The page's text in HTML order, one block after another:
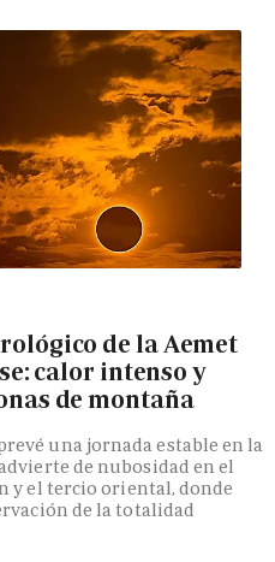
de la Aemet
calor intenso y
de montaña
una jornada estable en la
de nubosidad en el
y el tercio oriental, donde
de la totalidad